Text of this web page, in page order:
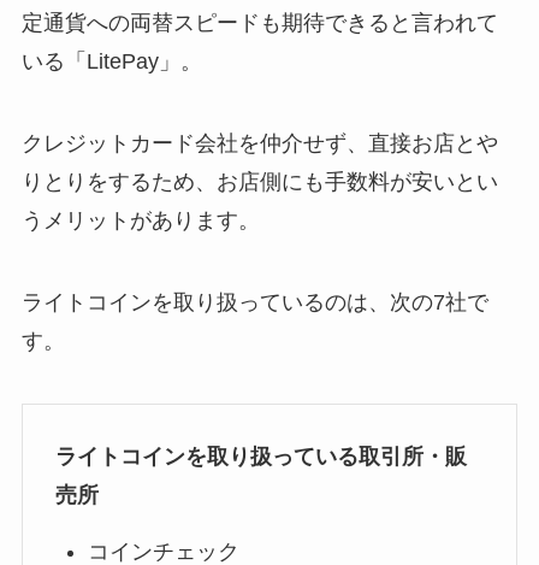
定通貨への両替スピードも期待できると言われて
いる「LitePay」。
クレジットカード会社を仲介せず、直接お店とや
りとりをするため、お店側にも手数料が安いとい
うメリットがあります。
ライトコインを取り扱っているのは、次の7社で
す。
ライトコインを取り扱っている取引所・販
売所
コインチェック